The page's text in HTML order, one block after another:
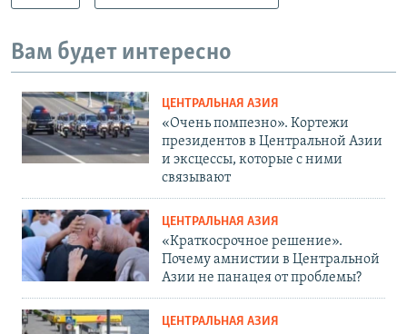
Вам будет интересно
ЦЕНТРАЛЬНАЯ АЗИЯ
«Очень помпезно». Кортежи
президентов в Центральной Азии
и эксцессы, которые с ними
связывают
ЦЕНТРАЛЬНАЯ АЗИЯ
«Краткосрочное решение».
Почему амнистии в Центральной
Азии не панацея от проблемы?
ЦЕНТРАЛЬНАЯ АЗИЯ